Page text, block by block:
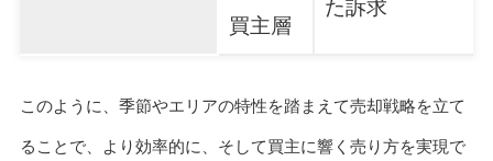
買主層
た訴求
このように、季節やエリアの特性を踏まえて売却戦略を立て
ることで、より効率的に、そして買主に響く売り方を実現で